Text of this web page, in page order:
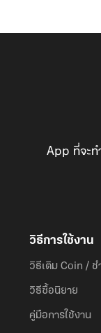
App ที่จะท
วิธีการใช้งาน
วิธีเติม Coin / ช
วิธีซื้อนิยาย
คู่มือการใช้งาน